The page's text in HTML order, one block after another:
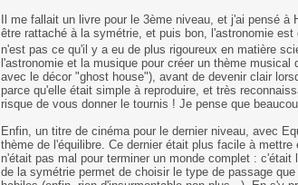
Il me fallait un livre pour le 3ème niveau, et j'ai pensé
être rattaché à la symétrie, et puis bon, l'astronomie
n'est pas ce qu'il y a eu de plus rigoureux en matière
l'astronomie et la musique pour créer un thème
avec le décor "ghost house"), avant de devenir clair
parce qu'elle était simple à reproduire, et très
risque de vous donner le tournis ! Je pense que
Enfin, un titre de cinéma pour le dernier niveau, avec
thème de l'équilibre. Ce dernier était plus facile à
n'était pas mal pour terminer un monde complet : c'était
de la symétrie permet de choisir le type de passage